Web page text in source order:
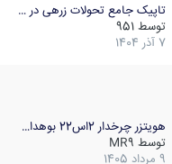
تاپیک جامع تحولات زرهی در …
توسط 951
7 آذر 1404
هویتزر چرخدار 2اس22 بوهدا…
توسط MR9
9 مرداد 1405